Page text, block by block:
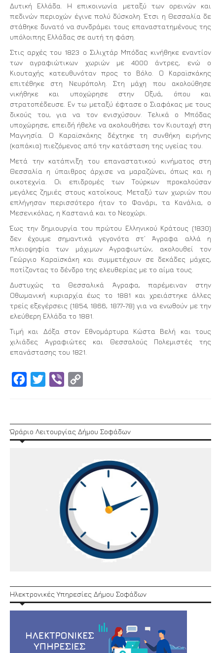
Δυτική Ελλάδα. Η επικοινωνία μεταξύ των ορεινών και
πεδινών περιοχών έγινε πολύ δύσκολη. Έτσι η Θεσσαλία δε
στάθηκε δυνατό να συνδράμει τους επαναστατημένους της
υπόλοιπης Ελλάδας σε αυτή τη φάση.
Στις αρχές του 1823 ο Σιλιχτάρ Μπόδας κινήθηκε εναντίον
των αγραφιώτικων χωριών με 4000 άντρες, ενώ ο
Κιουταχής κατευθυνόταν προς το Βόλο. Ο Καραϊσκάκης
επιτέθηκε στη Νευρόπολη. Στη μάχη που ακολούθησε
νικήθηκε και υποχώρησε στην Οξυά, όπου και
στρατοπέδευσε. Εν τω μεταξύ έφτασε ο Σιαφάκας με τους
δικούς του, για να τον ενισχύσουν. Τελικά ο Μπόδας
υποχώρησε, επειδή ήθελε να ακολουθήσει τον Κιουταχή στη
Μαγνησία. Ο Καραϊσκάκης δέχτηκε τη συνθήκη ειρήνης
(καπάκια) πιεζόμενος από την κατάσταση της υγείας του.
Μετά την κατάπνιξη του επαναστατικού κινήματος στη
Θεσσαλία η ύπαιθρος άρχισε να μαραζώνει, όπως και η
οικοτεχνία. Οι επιδρομές των Τούρκων προκαλούσαν
μεγάλες ζημιές στους κατοίκους. Μεταξύ των χωριών που
επλήγησαν περισσότερο ήταν το Φανάρι, τα Κανάλια, ο
Μεσενικόλας, η Καστανιά και το Νεοχώρι.
Έως την δημιουργία του πρώτου Ελληνικού Κράτους (1830)
δεν έχουμε σημαντικά γεγονότα στ’ Άγραφα αλλά η
πλειοψηφία των μάχιμων Αγραφιωτών, ακολουθεί τον
Γεώργιο Καραϊσκάκη και συμμετέχουν σε δεκάδες μάχες,
ποτίζοντας το δένδρο της ελευθερίας με το αίμα τους.
Δυστυχώς τα Θεσσαλικά Άγραφα, παρέμειναν στην
Οθωμανική κυριαρχία έως το 1881 και χρειάστηκε άλλες
τρείς εξεγέρσεις (1854, 1866, 1877-78) για να ενωθούν με την
ελεύθερη Ελλάδα το 1881.
Τιμή και Δόξα στον Εθνομάρτυρα Κώστα Βελή και τους
χιλιάδες Αγραφιώτες και Θεσσαλούς Πολεμιστές της
επανάστασης του 1821.
Facebook
Twitter Viber
Ώράριο Λειτουργίας Δήμου Σοφάδων
Ηλεκτρονικές Υπηρεσίες Δήμου Σοφάδων